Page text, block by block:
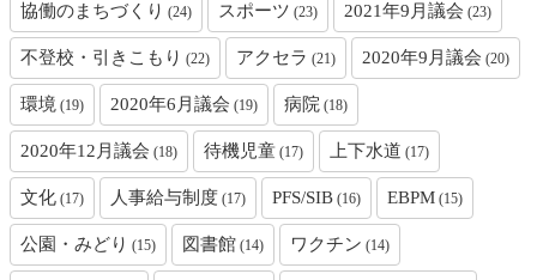
協働のまちづくり (24) スポーツ (23) 2021年9月議会 (23)
不登校・引きこもり (22) アクセラ (21) 2020年9月議会 (20)
環境 (19) 2020年6月議会 (19) 病院 (18)
2020年12月議会 (18) 待機児童 (17) 上下水道 (17)
文化 (17) 人事給与制度 (17) PFS/SIB (16) EBPM (15)
公園・みどり (15) 図書館 (14) ワクチン (14)